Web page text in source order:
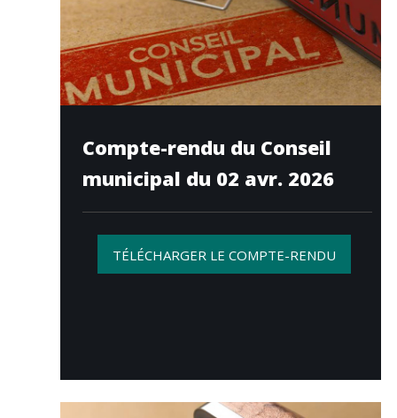
Compte-rendu du Conseil
municipal du 02 avr. 2026
TÉLÉCHARGER LE COMPTE-RENDU